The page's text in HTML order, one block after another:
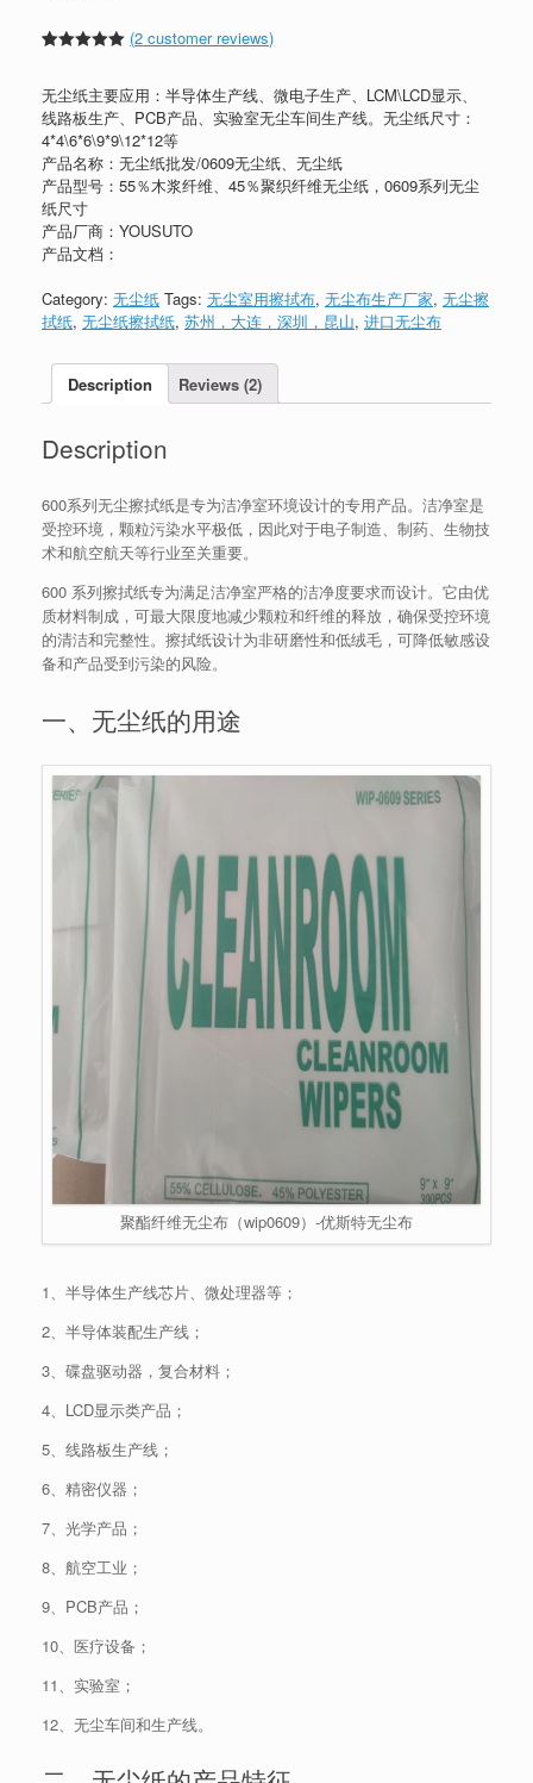
based on
customer
ratings
(2 customer reviews)
无尘纸主要应用：半导体生产线、微电子生产、LCM\LCD显示、
线路板生产、PCB产品、实验室无尘车间生产线。无尘纸尺寸：
4*4\6*6\9*9\12*12等
产品名称：无尘纸批发/0609无尘纸、无尘纸
产品型号：55％木浆纤维、45％聚织纤维无尘纸，0609系列无尘
纸尺寸
产品厂商：YOUSUTO
产品文档：
Category: 无尘纸 Tags: 无尘室用擦拭布, 无尘布生产厂家, 无尘擦
拭纸, 无尘纸擦拭纸, 苏州，大连，深圳，昆山, 进口无尘布
Description Reviews (2)
Description
600系列无尘擦拭纸是专为洁净室环境设计的专用产品。洁净室是
受控环境，颗粒污染水平极低，因此对于电子制造、制药、生物技
术和航空航天等行业至关重要。
600 系列擦拭纸专为满足洁净室严格的洁净度要求而设计。它由优
质材料制成，可最大限度地减少颗粒和纤维的释放，确保受控环境
的清洁和完整性。擦拭纸设计为非研磨性和低绒毛，可降低敏感设
备和产品受到污染的风险。
一、无尘纸的用途
聚酯纤维无尘布（wip0609）-优斯特无尘布
1、半导体生产线芯片、微处理器等；
2、半导体装配生产线；
3、碟盘驱动器，复合材料；
4、LCD显示类产品；
5、线路板生产线；
6、精密仪器；
7、光学产品；
8、航空工业；
9、PCB产品；
10、医疗设备；
11、实验室；
12、无尘车间和生产线。